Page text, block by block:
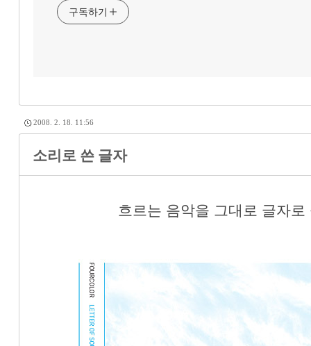
구독하기
2008. 2. 18. 11:56
소리로 쓴 글자
흐르는 음악을 그대로 글자